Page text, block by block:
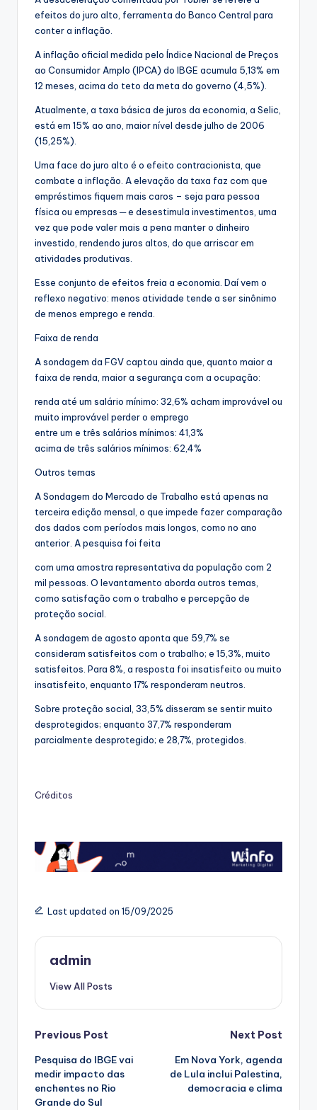
efeitos do juro alto, ferramenta do Banco Central para
conter a inflação.
A inflação oficial medida pelo Índice Nacional de Preços
ao Consumidor Amplo (IPCA) do IBGE acumula 5,13% em
12 meses, acima do teto da meta do governo (4,5%).
Atualmente, a taxa básica de juros da economia, a Selic,
está em 15% ao ano, maior nível desde julho de 2006
(15,25%).
Uma face do juro alto é o efeito contracionista, que
combate a inflação. A elevação da taxa faz com que
empréstimos fiquem mais caros – seja para pessoa
física ou empresas ─ e desestimula investimentos, uma
vez que pode valer mais a pena manter o dinheiro
investido, rendendo juros altos, do que arriscar em
atividades produtivas.
Esse conjunto de efeitos freia a economia. Daí vem o
reflexo negativo: menos atividade tende a ser sinônimo
de menos emprego e renda.
Faixa de renda
A sondagem da FGV captou ainda que, quanto maior a
faixa de renda, maior a segurança com a ocupação:
renda até um salário mínimo: 32,6% acham improvável ou
muito improvável perder o emprego
entre um e três salários mínimos: 41,3%
acima de três salários mínimos: 62,4%
Outros temas
A Sondagem do Mercado de Trabalho está apenas na
terceira edição mensal, o que impede fazer comparação
dos dados com períodos mais longos, como no ano
anterior. A pesquisa foi feita
com uma amostra representativa da população com 2
mil pessoas. O levantamento aborda outros temas,
como satisfação com o trabalho e percepção de
proteção social.
A sondagem de agosto aponta que 59,7% se
consideram satisfeitos com o trabalho; e 15,3%, muito
satisfeitos. Para 8%, a resposta foi insatisfeito ou muito
insatisfeito, enquanto 17% responderam neutros.
Sobre proteção social, 33,5% disseram se sentir muito
desprotegidos; enquanto 37,7% responderam
parcialmente desprotegido; e 28,7%, protegidos.
Créditos
Last updated on 15/09/2025
admin
View All Posts
Post
navigation
Previous Post
Pesquisa do IBGE vai
medir impacto das
enchentes no Rio
Grande do Sul
Next Post
Em Nova York, agenda
de Lula inclui Palestina,
democracia e clima